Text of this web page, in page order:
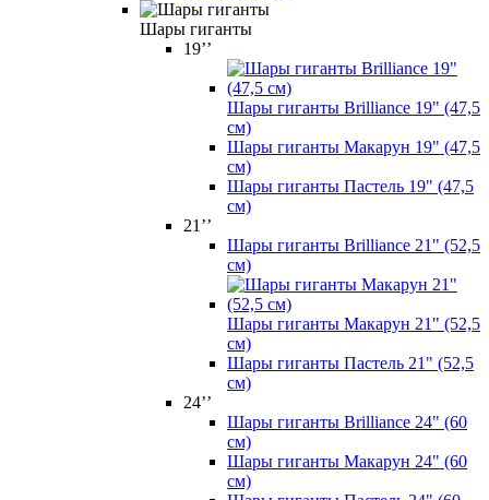
Шары гиганты
19’’
Шары гиганты Brilliance 19" (47,5
см)
Шары гиганты Макарун 19" (47,5
см)
Шары гиганты Пастель 19" (47,5
см)
21’’
Шары гиганты Brilliance 21" (52,5
см)
Шары гиганты Макарун 21" (52,5
см)
Шары гиганты Пастель 21" (52,5
см)
24’’
Шары гиганты Brilliance 24" (60
см)
Шары гиганты Макарун 24" (60
см)